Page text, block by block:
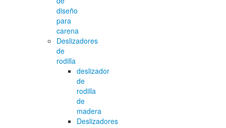
diseño
para
carena
Deslizadores
de
rodilla
deslizador
de
rodilla
de
madera
Deslizadores